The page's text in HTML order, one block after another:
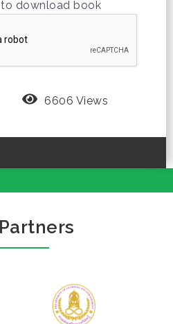
download book
6606 Views